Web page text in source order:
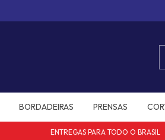
BORDADEIRAS PRENSAS
ENTREGAS PARA TODO O BRASIL